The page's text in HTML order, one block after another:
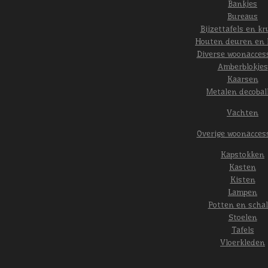
Bankjes
Bureaus
Bijzettafels en
Houten deuren en
Diverse
Amberblokjes
Kaarsen
Metalen
Vachten
Overige
Kapstokken
Kasten
Kisten
Lampen
Potten en
Stoelen
Tafels
Vloerkleden